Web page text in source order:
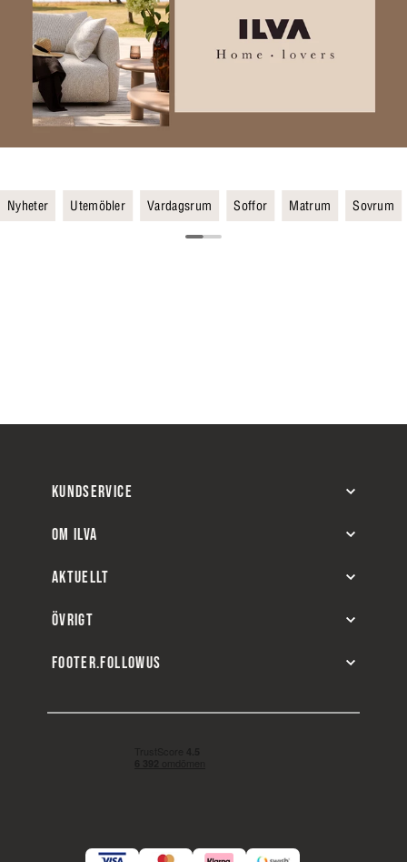
Nyheter Utemöbler Vardagsrum Soffor Matrum Sovrum
KUNDSERVICE
OM ILVA
AKTUELLT
ÖVRIGT
FOOTER.FOLLOWUS